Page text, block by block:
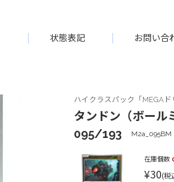
状態表記 お問い合
ハイクラスパック「MEGAド
タンドン（ボール
095/193
M2a_095BM
在庫個数
¥30(税